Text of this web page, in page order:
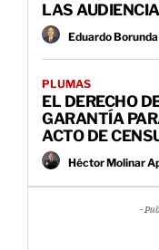
LAS
Eduardo Borunda
PLUMAS
EL DERECHO
GARANTÍA
ACTO DE
Héctor Molinar
-